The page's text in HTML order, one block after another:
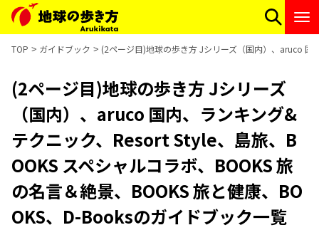
TOP ガイドブック (2ページ目)地球の歩き方 Jシリーズ（国内）、aruco 国
(2ページ目)地球の歩き方 Jシリーズ
（国内）、aruco 国内、ランキング&
テクニック、Resort Style、島旅、B
OOKS スペシャルコラボ、BOOKS 旅
の名言＆絶景、BOOKS 旅と健康、BO
OKS、D-Booksのガイドブック一覧